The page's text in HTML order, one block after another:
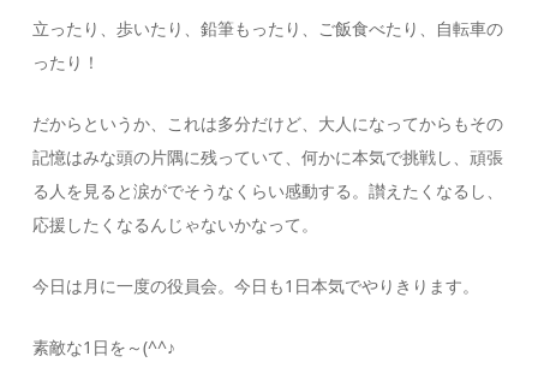
立ったり、歩いたり、鉛筆もったり、ご飯食べたり、自転車の
ったり！
だからというか、これは多分だけど、大人になってからもその
記憶はみな頭の片隅に残っていて、何かに本気で挑戦し、頑張
る人を見ると涙がでそうなくらい感動する。讃えたくなるし、
応援したくなるんじゃないかなって。
今日は月に一度の役員会。今日も1日本気でやりきります。
素敵な1日を～(^^♪